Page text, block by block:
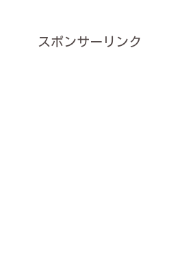
スポンサーリンク